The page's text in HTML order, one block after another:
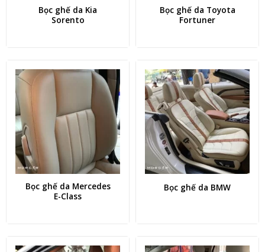
Bọc ghế da Kia
Sorento
Bọc ghế da Toyota
Fortuner
Bọc ghế da Mercedes
E-Class
Bọc ghế da BMW